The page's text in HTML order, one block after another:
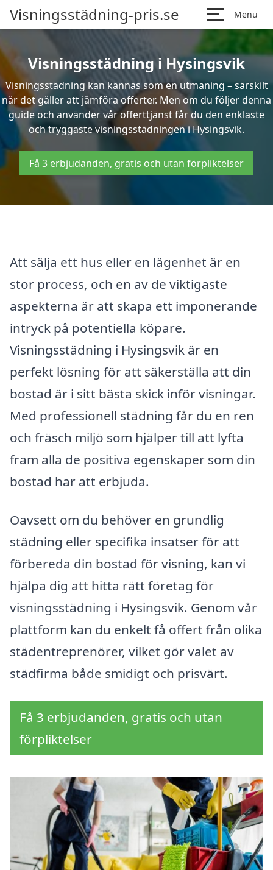
Visningsstädning-pris.se Menu
Visningsstädning i Hysingsvik
Visningsstädning kan kännas som en utmaning – särskilt
när det gäller att jämföra offerter. Men om du följer denna
guide och använder vår offerttjänst får du den enklaste
och tryggaste visningsstädningen i Hysingsvik.
Få 3 erbjudanden, gratis och utan förpliktelser
Att sälja ett hus eller en lägenhet är en
stor process, och en av de viktigaste
aspekterna är att skapa ett imponerande
intryck på potentiella köpare.
Visningsstädning i Hysingsvik är en
perfekt lösning för att säkerställa att din
bostad är i sitt bästa skick inför visningar.
Med professionell städning får du en ren
och fräsch miljö som hjälper till att lyfta
fram alla de positiva egenskaper som din
bostad har att erbjuda.
Oavsett om du behöver en grundlig
städning eller specifika insatser för att
förbereda din bostad för visning, kan vi
hjälpa dig att hitta rätt företag för
visningsstädning i Hysingsvik. Genom vår
plattform kan du enkelt få offert från olika
städentreprenörer, vilket gör valet av
städfirma både smidigt och prisvärt.
Få 3 erbjudanden, gratis och utan
förpliktelser